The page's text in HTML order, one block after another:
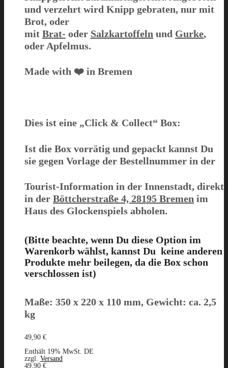
und verzehrt wird Knipp gebraten, nur mit
Brot, oder
mit Brat- oder Salzkartoffeln und Gurke,
oder Apfelmus.
Made with ❤️ in Bremen
Dies ist eine „Click & Collect“ Box:
Ist die Box vorrätig und gepackt kannst Du
sie gegen Vorlage der Bestellnummer in der
Tourist-Information in der Innenstadt, direkt
in der Böttcherstraße 4, 28195 Bremen im
Haus des Glockenspiels abholen.
(Bitte beachte, wenn Du diese Option im
Warenkorb wählst, kannst Du keine anderen
Produkte mehr beilegen, da die Box schon
verschlossen ist)
Maße: 350 x 220 x 110 mm, Gewicht: ca. 2,5
kg
49,90 €
Enthält 19% MwSt. DE
zzgl. Versand
49,90 €